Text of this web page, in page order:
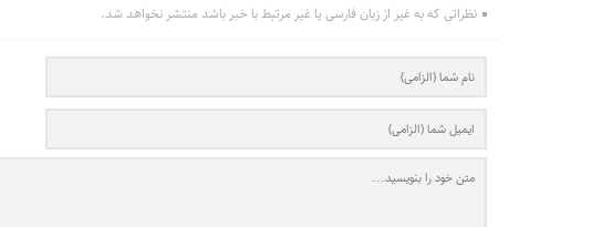
نظراتی که به غیر از زبان فارسی یا غیر مرتبط با خبر باشد منتشر نخواهد شد.